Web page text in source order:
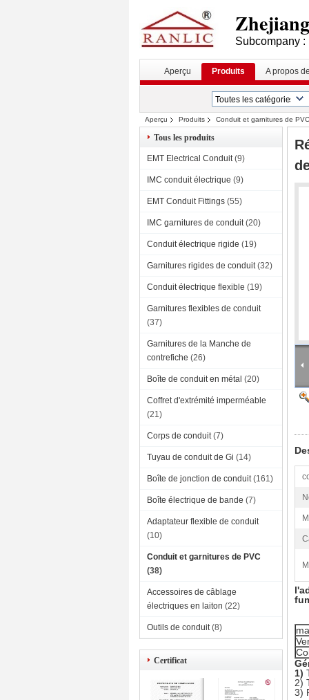
Subcompany
Aperçu Produits A propos
Aperçu Produits Conduit et garnitures de PVC
Tous les produits
EMT Electrical Conduit (9)
IMC conduit électrique (9)
EMT Conduit Fittings (55)
IMC garnitures de conduit (20)
Conduit électrique rigide (19)
Garnitures rigides de conduit (32)
Conduit électrique flexible (19)
Garnitures flexibles de conduit
(37)
Garnitures de la Manche de
contrefiche (26)
Boîte de conduit en métal (20)
Coffret d'extrémité imperméable
(21)
Corps de conduit (7)
Tuyau de conduit de Gi (14)
Boîte de jonction de conduit (161)
Boîte électrique de bande (7)
Adaptateur flexible de conduit
(10)
Conduit et garnitures de PVC
(38)
Accessoires de câblage
électriques en laiton (22)
Outils de conduit (8)
Certificat
1)
2)
3)